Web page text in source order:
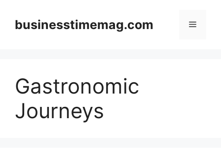
contentbusinesstimemag.com Menu
Gastronomic
Journeys